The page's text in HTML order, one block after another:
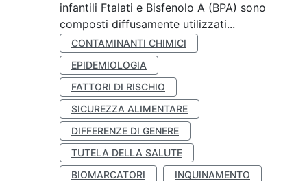
infantili Ftalati e Bisfenolo A (BPA) sono
composti diffusamente utilizzati...
CONTAMINANTI CHIMICI
EPIDEMIOLOGIA
FATTORI DI RISCHIO
SICUREZZA ALIMENTARE
DIFFERENZE DI GENERE
TUTELA DELLA SALUTE
BIOMARCATORI
INQUINAMENTO